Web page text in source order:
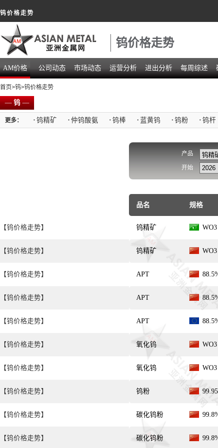
钨价格走势
钨价格走势
AM价格 公司动态 市场动态 运营分析 进出分析 每周综述
首页>钨>钨价格走势
—钨—
更多： · 钨精矿 · 仲钨酸氨 · 钨棒 · 蓝黄钨 · 钨粉 · 钨杆
【钨价格走势】
【钨价格走势】
【钨价格走势】
【钨价格走势】
【钨价格走势】
【钨价格走势】
【钨价格走势】
【钨价格走势】
【钨价格走势】
【钨价格走势】
产品
开始
品名 规格
钨精矿
钨精矿
APT
APT
APT
氧化钨
氧化钨
钨粉
碳化钨粉
碳化钨粉